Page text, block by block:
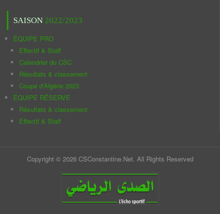
SAISON 2022/2023
ÉQUIPE PRO
Effectif & Staff
Calendrier du CSC
Résultats & classement
Coupe d'Algérie 2023
ÉQUIPE RÉSERVE
Résultats & classement
Effectif & Staff
Copyright © 2026 CSConstantine.Net. All Rights Reserved